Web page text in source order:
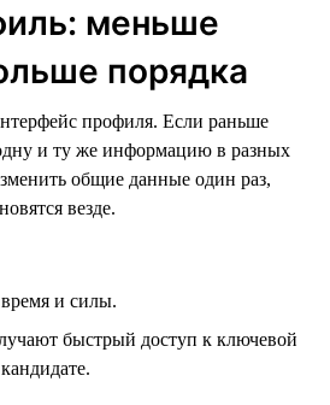
меньше
порядка
профиля. Если раньше
и ту же информацию в разных
общие данные один раз,
везде.
и силы.
быстрый доступ к ключевой